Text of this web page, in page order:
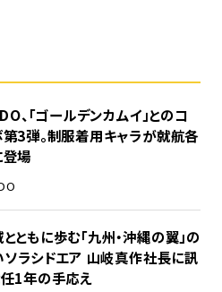
、「ゴールデンカムイ」とのコ
3弾。制服着用キャラが就航各
場
ともに歩む「九州・沖縄の翼」の
ソラシドエア 山岐真作社長に訊
1年の手応え